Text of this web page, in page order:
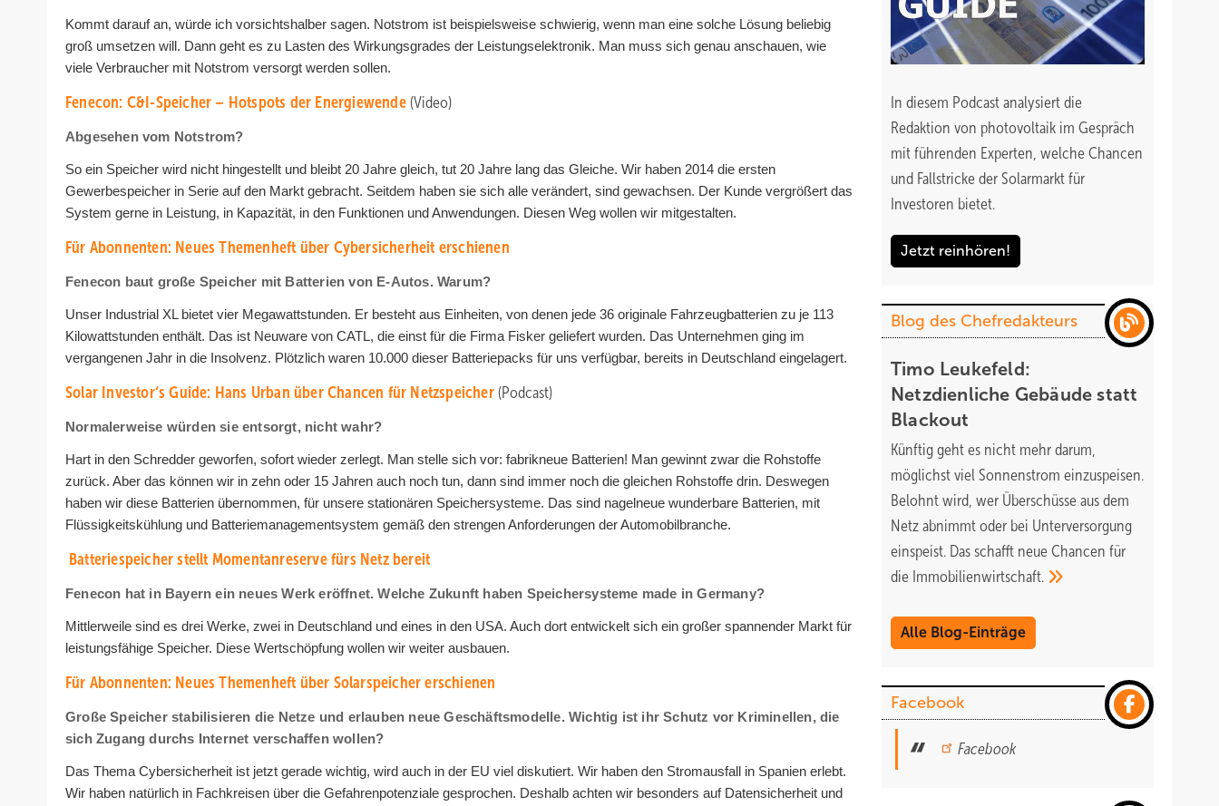
Kommt darauf an, würde ich vorsichtshalber sagen. Notstrom ist beispielsweise schwierig, wenn man eine solche Lösung beliebig
groß umsetzen will. Dann geht es zu Lasten des Wirkungsgrades der Leistungselektronik. Man muss sich genau anschauen, wie
viele Verbraucher mit Notstrom versorgt werden sollen.
Fenecon: C&I-Speicher – Hotspots der Energiewende(Video)
Abgesehen vom Notstrom?
So ein Speicher wird nicht hingestellt und bleibt 20 Jahre gleich, tut 20 Jahre lang das Gleiche. Wir haben 2014 die ersten
Gewerbespeicher in Serie auf den Markt gebracht. Seitdem haben sie sich alle verändert, sind gewachsen. Der Kunde vergrößert das
System gerne in Leistung, in Kapazität, in den Funktionen und Anwendungen. Diesen Weg wollen wir mitgestalten.
Für Abonnenten: Neues Themenheft über Cybersicherheit erschienen
Fenecon baut große Speicher mit Batterien von E-Autos. Warum?
Unser Industrial XL bietet vier Megawattstunden. Er besteht aus Einheiten, von denen jede 36 originale Fahrzeugbatterien zu je 113
Kilowattstunden enthält. Das ist Neuware von CATL, die einst für die Firma Fisker geliefert wurden. Das Unternehmen ging im
vergangenen Jahr in die Insolvenz. Plötzlich waren 10.000 dieser Batteriepacks für uns verfügbar, bereits in Deutschland eingelagert.
Solar Investor‘s Guide: Hans Urban über Chancen für Netzspeicher(Podcast)
Normalerweise würden sie entsorgt, nicht wahr?
Hart in den Schredder geworfen, sofort wieder zerlegt. Man stelle sich vor: fabrikneue Batterien! Man gewinnt zwar die Rohstoffe
zurück. Aber das können wir in zehn oder 15 Jahren auch noch tun, dann sind immer noch die gleichen Rohstoffe drin. Deswegen
haben wir diese Batterien übernommen, für unsere stationären Speichersysteme. Das sind nagelneue wunderbare Batterien, mit
Flüssigkeitskühlung und Batteriemanagementsystem gemäß den strengen Anforderungen der Automobilbranche.
Batteriespeicher stellt Momentanreserve fürs Netz bereit
Fenecon hat in Bayern ein neues Werk eröffnet. Welche Zukunft haben Speichersysteme made in Germany?
Mittlerweile sind es drei Werke, zwei in Deutschland und eines in den USA. Auch dort entwickelt sich ein großer spannender Markt für
leistungsfähige Speicher. Diese Wertschöpfung wollen wir weiter ausbauen.
Für Abonnenten: Neues Themenheft über Solarspeicher erschienen
Große Speicher stabilisieren die Netze und erlauben neue Geschäftsmodelle. Wichtig ist ihr Schutz vor Kriminellen, die
sich Zugang durchs Internet verschaffen wollen?
Das Thema Cybersicherheit ist jetzt gerade wichtig, wird auch in der EU viel diskutiert. Wir haben den Stromausfall in Spanien erlebt.
Wir haben natürlich in Fachkreisen über die Gefahrenpotenziale gesprochen. Deshalb achten wir besonders auf Datensicherheit und
In diesem Podcast analysiert die
Redaktion von photovoltaik im Gespräch
mit führenden Experten, welche Chancen
und Fallstricke der Solarmarkt für
Investoren bietet.
Jetzt reinhören!
Blog des Chefredakteurs
Timo Leukefeld:
Netzdienliche Gebäude statt
Blackout
Künftig geht es nicht mehr darum,
möglichst viel Sonnenstrom einzuspeisen.
Belohnt wird, wer Überschüsse aus dem
Netz abnimmt oder bei Unterversorgung
einspeist. Das schafft neue Chancen für
die Immobilienwirtschaft.
Alle Blog-Einträge
Facebook
Facebook